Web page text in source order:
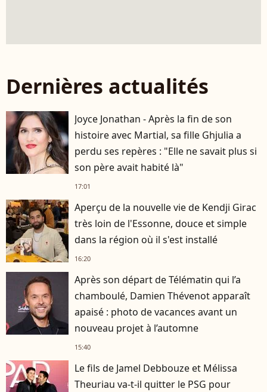
Dernières actualités
Joyce Jonathan - Après la fin de son
histoire avec Martial, sa fille Ghjulia a
perdu ses repères : "Elle ne savait plus si
son père avait habité là"
17:01
Aperçu de la nouvelle vie de Kendji Girac
très loin de l'Essonne, douce et simple
dans la région où il s'est installé
16:20
Après son départ de Télématin qui l’a
chamboulé, Damien Thévenot apparaît
apaisé : photo de vacances avant un
nouveau projet à l’automne
15:40
Le fils de Jamel Debbouze et Mélissa
Theuriau va-t-il quitter le PSG pour